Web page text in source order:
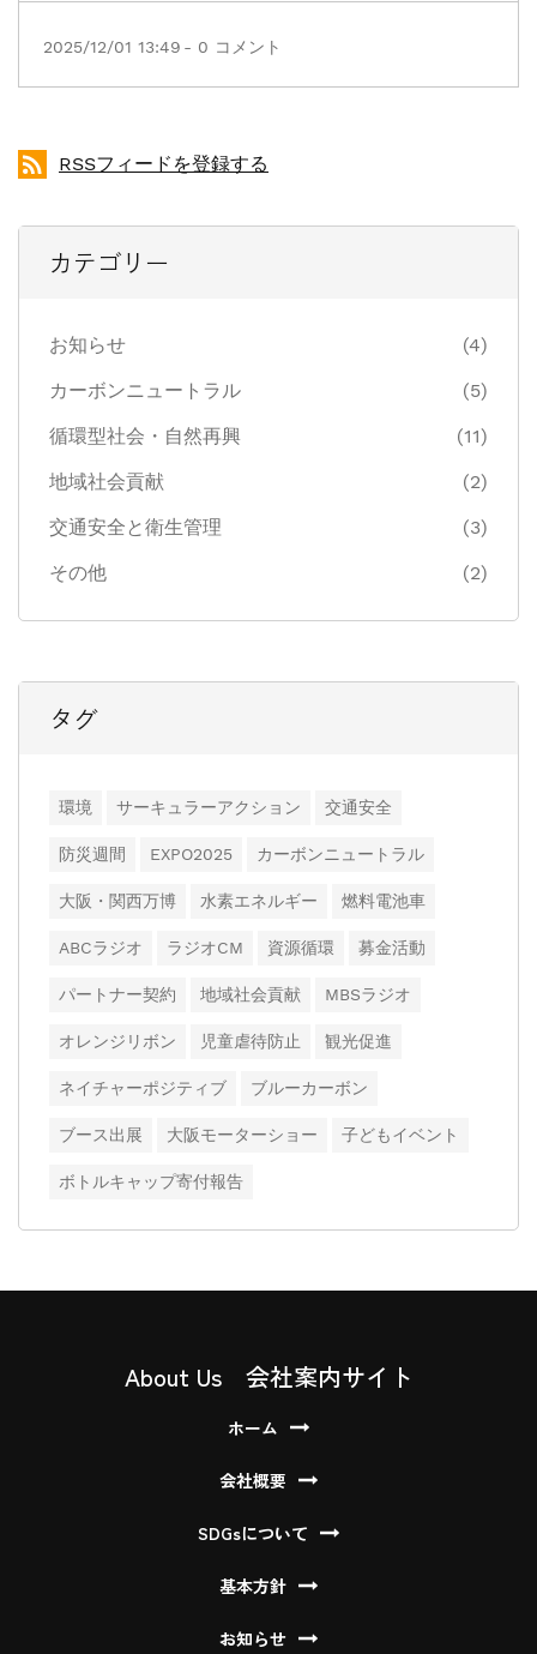
2025/12/01 13:49 - 0 コメント
RSSフィードを登録する
カテゴリー
お知らせ
(4)
カーボンニュートラル
(5)
循環型社会・自然再興
(11)
地域社会貢献
(2)
交通安全と衛生管理
(3)
その他
(2)
タグ
環境 サーキュラーアクション 交通安全
防災週間 EXPO2025 カーボンニュートラル
大阪・関西万博 水素エネルギー 燃料電池車
ABCラジオ ラジオCM 資源循環 募金活動
パートナー契約 地域社会貢献 MBSラジオ
オレンジリボン 児童虐待防止 観光促進
ネイチャーポジティブ ブルーカーボン
ブース出展 大阪モーターショー 子どもイベント
ボトルキャップ寄付報告
About Us 会社案内サイト
ホーム
会社概要
SDGsについて
基本方針
お知らせ